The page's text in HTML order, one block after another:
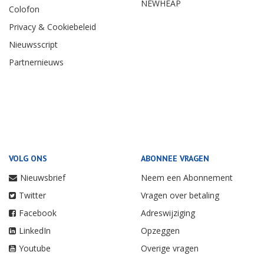
Colofon
Privacy & Cookiebeleid
Nieuwsscript
Partnernieuws
NEWHEAP
VOLG ONS
Nieuwsbrief
Twitter
Facebook
LinkedIn
Youtube
ABONNEE VRAGEN
Neem een Abonnement
Vragen over betaling
Adreswijziging
Opzeggen
Overige vragen